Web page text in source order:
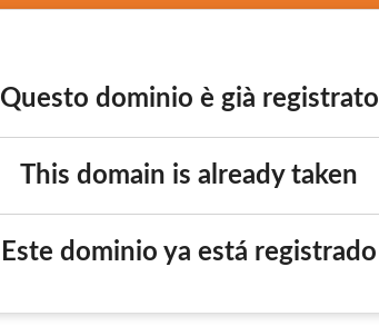
Questo dominio è già registrato
This domain is already taken
Este dominio ya está registrado